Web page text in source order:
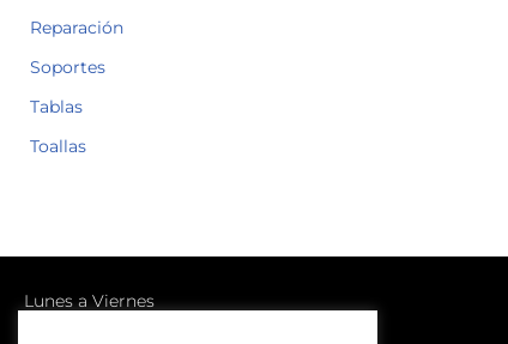
Reparación
Soportes
Tablas
Toallas
Lunes a Viernes